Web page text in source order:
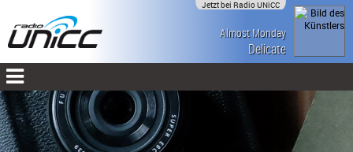
Jetzt bei Radio UNiCC
Almost Monday
Delicate